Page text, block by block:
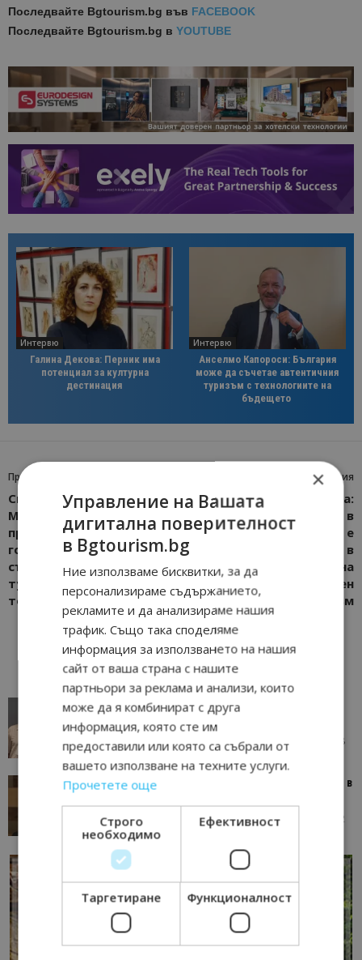
Последвайте Bgtourism.bg във FACEBOOK
Последвайте Bgtourism.bg в YOUTUBE
Интервю
Галина Декова: Перник има
потенциал за културна
дестинация
Интервю
Анселмо Капороси: България
може да съчетае автентичния
туризъм с технологиите на
бъдещето
Предишна статия
Сийка Суркова:
Момчиловци ще
предложи на своите
гости интересни
събития и нова
туристическа атракция
това лято
Следваща статия
Доц. д-р Светла Шопова:
Инвестицията в
човешкия капитал е
инвестицията в
бъдещето на
българския здравен
туризъм
AI в туризма: защо камериерка може да се
AI Travel Economy с Елица Стоилова 05/08/2026 08:28
Тим Браун: Хотелите губят пари заради грешки в
AI Travel Economy с Елица Стоилова 13/07/2026 09:02
×
Управление на Вашата
дигитална поверителност
в Bgtourism.bg
Ние използваме бисквитки, за да
персонализираме съдържанието,
рекламите и да анализираме нашия
трафик. Също така споделяме
информация за използването на нашия
сайт от ваша страна с нашите
партньори за реклама и анализи, които
може да я комбинират с друга
информация, която сте им
предоставили или която са събрали от
вашето използване на техните услуги.
Прочетете още
Строго
необходимо
Ефективност
Таргетиране Функционалност